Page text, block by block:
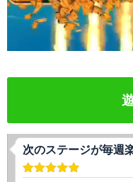
次のステージが毎週